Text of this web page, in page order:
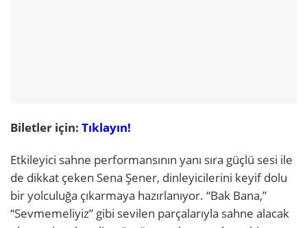
Biletler için: Tıklayın!
Etkileyici sahne performansının yanı sıra güçlü sesi ile
de dikkat çeken Sena Şener, dinleyicilerini keyif dolu
bir yolculuğa çıkarmaya hazırlanıyor. “Bak Bana,”
“Sevmemeliyiz” gibi sevilen parçalarıyla sahne alacak